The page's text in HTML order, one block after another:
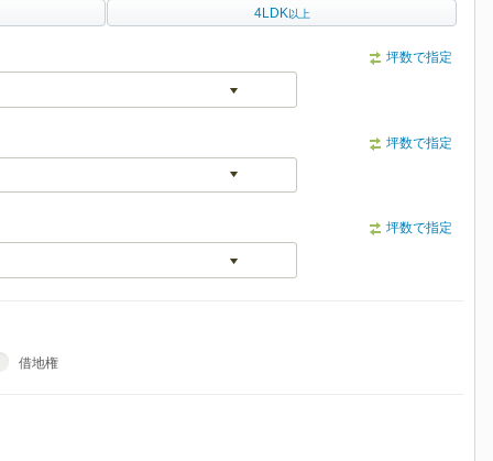
4LDK 以上
坪数で指定
坪数で指定
坪数で指定
借地権